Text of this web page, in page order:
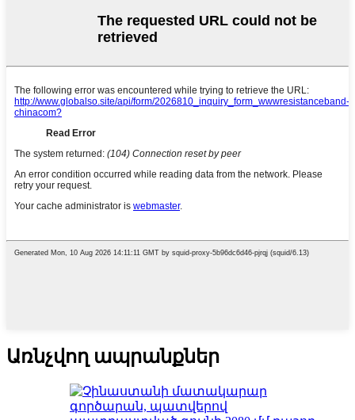
Առնչվող ապրանքներ